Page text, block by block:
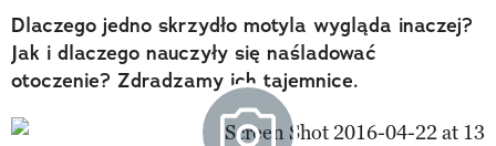
Newsletter
Cuda Polski
Wielki Konkurs Fotograficzny
Dlaczego jedno skrzydło motyla wygląda inaczej?
Jak i dlaczego nauczyły się naśladować
otoczenie? Zdradzamy ich tajemnice.